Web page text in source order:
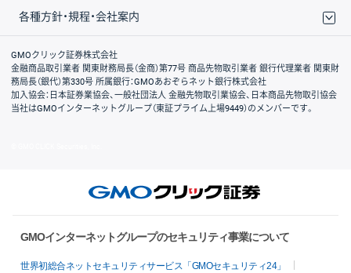
各種方針・規程・会社案内
取引規程・約款
サイトマップ
その他のご案内
個人情報保護方針
最良執行方針
サイトのご利用について
ディスクレイマー
信託保全
リスク説明
会社案内
GMOクリック証券株式会社
金融商品取引業者 関東財務局長（金商）第77号 商品先物取引業者 銀行代理業者 関東財
務局長（銀代）第330号 所属銀行：GMOあおぞらネット銀行株式会社
加入協会：日本証券業協会、一般社団法人 金融先物取引業協会、日本商品先物取引協会
当社はGMOインターネットグループ（東証プライム上場9449）のメンバーです。
GMOインターネットグループのセキュリティ事業について
世界初総合ネットセキュリティサービス「GMOセキュリティ24」